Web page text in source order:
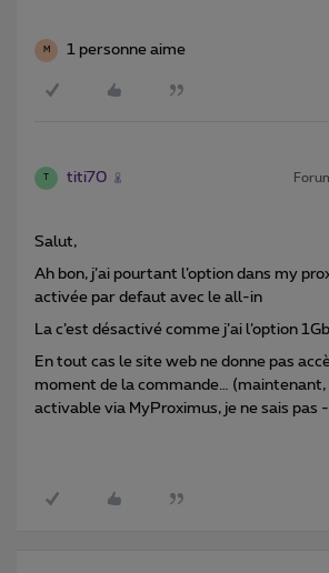
M 1 personne aime
titi70
Salut,
Ah bon, j’ai pourtant l’option dans my
activée par defaut avec le all-in
La c’est désactivé comme j’ai l’option
En tout cas le site web ne donne pas
moment de la commande…
activable via MyProximus, je ne sais pas